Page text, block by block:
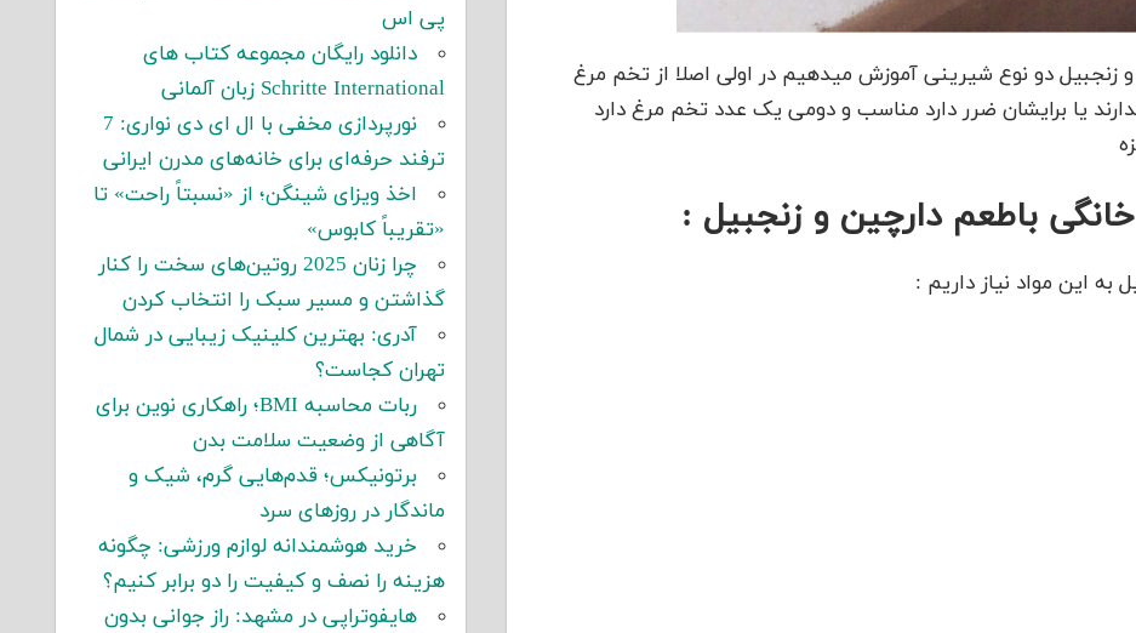
دو نوع شیرینی آموزش میدهیم در اولی اصلا از تخم مرغ
یا برایشان ضرر دارد مناسب و دومی یک عدد تخم مرغ دارد
باطعم دارچین و زنجبیل :
این مواد نیاز داریم :
پی اس
دانلود رایگان مجموعه کتاب های
Schritte International زبان آلمانی
نورپردازی مخفی با ال ای دی نواری: 7
ترفند حرفه‌ای برای خانه‌های مدرن ایرانی
اخذ ویزای شینگن؛ از «نسبتاً راحت» تا
«تقریباً کابوس»
چرا زنان 2025 روتین‌های سخت را کنار
گذاشتن و مسیر سبک را انتخاب کردن
آدری: بهترین کلینیک زیبایی در شمال
تهران کجاست؟
ربات محاسبه BMI؛ راهکاری نوین برای
آگاهی از وضعیت سلامت بدن
برتونیکس؛ قدم‌هایی گرم، شیک و
ماندگار در روزهای سرد
خرید هوشمندانه لوازم ورزشی: چگونه
هزینه را نصف و کیفیت را دو برابر کنیم؟
هایفوتراپی در مشهد: راز جوانی بدون